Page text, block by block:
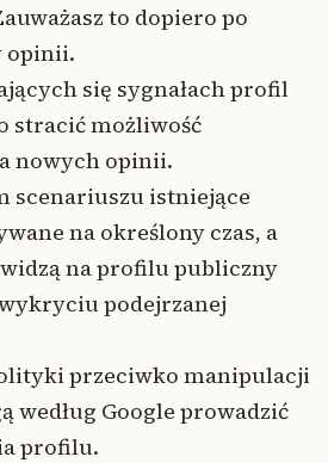
to dopiero po
opinii.
się sygnałach profil
stracić możliwość
nowych opinii.
scenariuszu istniejące
na określony czas, a
na profilu publiczny
podejrzanej
przeciwko manipulacji
według Google prowadzić
profilu.